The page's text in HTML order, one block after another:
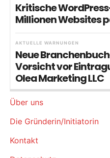
Kritische
Millionen Websites
AKTUELLE WARNUNGEN
Neue
Vorsicht vor
Olea Marketing LLC
Über uns
Die Gründerin/Initiatorin
Kontakt